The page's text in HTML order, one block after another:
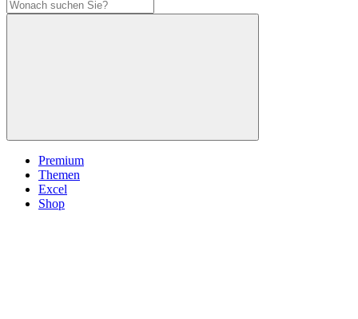
Premium
Themen
Excel
Shop